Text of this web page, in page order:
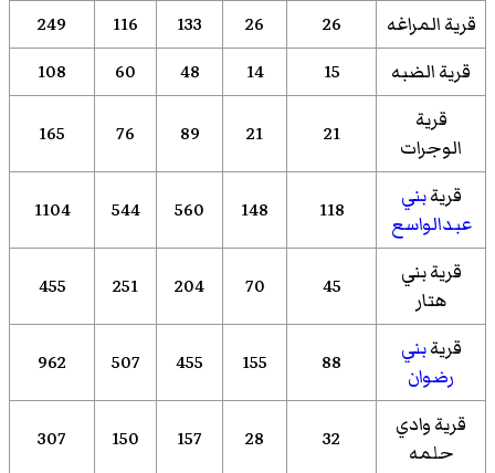
قرية المراغه 26
26
133
116
249
قرية الضبه
15
14
48
60
108
قرية
الوجرات
21
21
89
76
165
قريةبني
عبدالواسع
118
148
560
544
1104
قرية بني
هتار
45
70
204
251
455
قريةبني
رضوان
88
155
455
507
962
قرية وادي
حلمه
32
28
157
150
307